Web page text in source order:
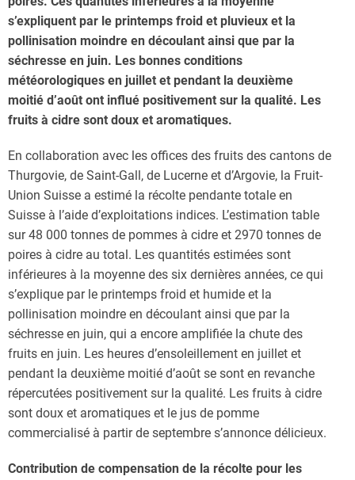
s’expliquent par le printemps froid et pluvieux et la
pollinisation moindre en découlant ainsi que par la
séchresse en juin. Les bonnes conditions
météorologiques en juillet et pendant la deuxième
moitié d’août ont influé positivement sur la qualité. Les
fruits à cidre sont doux et aromatiques.
En collaboration avec les offices des fruits des cantons de
Thurgovie, de Saint-Gall, de Lucerne et d’Argovie, la Fruit-
Union Suisse a estimé la récolte pendante totale en
Suisse à l’aide d’exploitations indices. L’estimation table
sur 48 000 tonnes de pommes à cidre et 2970 tonnes de
poires à cidre au total. Les quantités estimées sont
inférieures à la moyenne des six dernières années, ce qui
s’explique par le printemps froid et humide et la
pollinisation moindre en découlant ainsi que par la
séchresse en juin, qui a encore amplifiée la chute des
fruits en juin. Les heures d’ensoleillement en juillet et
pendant la deuxième moitié d’août se sont en revanche
répercutées positivement sur la qualité. Les fruits à cidre
sont doux et aromatiques et le jus de pomme
commercialisé à partir de septembre s’annonce délicieux.
Contribution de compensation de la récolte pour les